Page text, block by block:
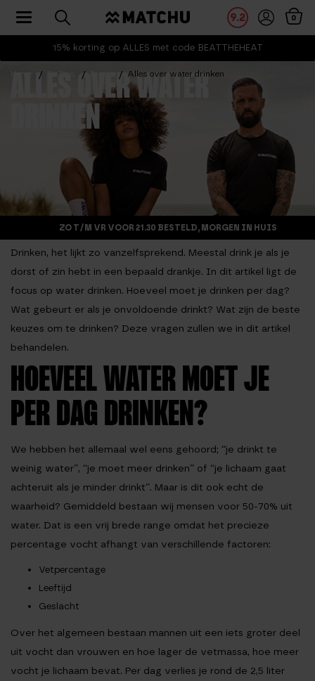
15% korting op ALLES met code BEATTHEHEAT
9.2 0
Toggle navigation
Alles over water drinken
ALLES OVER WATER
DRINKEN
ZO T/M VR VOOR 21.30 BESTELD, MORGEN IN HUIS
Drinken, het lijkt zo vanzelfsprekend. Meestal drink je als je
dorst of zin hebt in een bepaald drankje. In dit artikel ligt de
focus op water drinken. Hoeveel moet je drinken per dag?
Wat gebeurt er als je onvoldoende drinkt? Wat zijn de beste
keuzes om te drinken? Deze vragen zullen we in dit artikel
behandelen.
HOEVEEL WATER MOET JE
PER DAG DRINKEN?
We hebben het allemaal wel eens gehoord; “je drinkt te
weinig water”, “je moet meer drinken” of “je lichaam gaat
achteruit als je minder drinkt”. Maar is dit ook echt de
waarheid? Gemiddeld bestaan wij mensen voor 50-70% uit
water. Dat is een vrij brede range omdat het precieze
percentage vocht afhangt van verschillende factoren:
Vetpercentage
Leeftijd
Geslacht
Over het algemeen bestaan mannen uit een iets groter deel
uit vocht dan vrouwen en hoe lager de vetmassa, hoe meer
vocht je lichaam bevat. Per dag verlies je rond de 2,5 liter